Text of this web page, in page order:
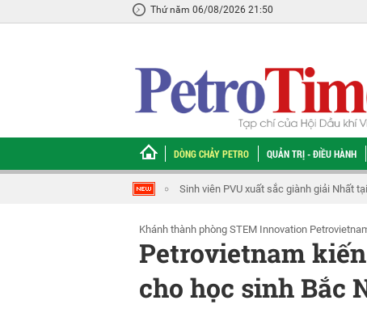
Thứ năm 06/08/2026 21:50
DÒNG CHẢY PETRO QUẢN TRỊ - ĐIỀU HÀNH
Tổng Giám đốc Petrovietnam Lê Mạnh
Khánh thành phòng STEM Innovation
Petrovietnam
cho học sinh Bắc